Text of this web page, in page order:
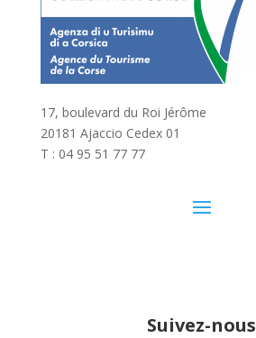
17, boulevard du Roi Jérôme
20181 Ajaccio Cedex 01
T : 04 95 51 77 77
Suivez-nous